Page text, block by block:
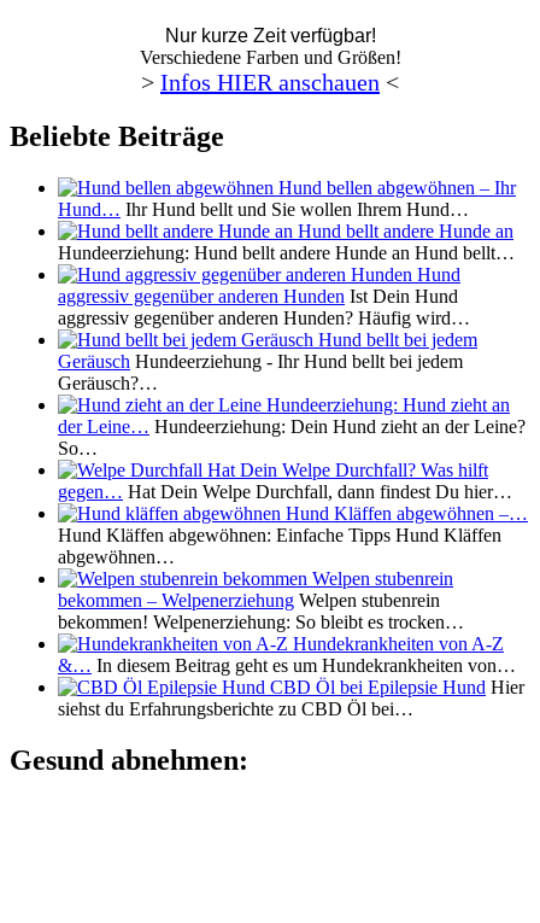
Nur kurze Zeit verfügbar!
Verschiedene Farben und Größen!
> Infos HIER anschauen <
Beliebte Beiträge
Hund bellen abgewöhnen – Ihr
Hund… Ihr Hund bellt und Sie wollen Ihrem Hund…
Hund bellt andere Hunde an
Hundeerziehung: Hund bellt andere Hunde an Hund bellt…
Hund
aggressiv gegenüber anderen Hunden Ist Dein Hund
aggressiv gegenüber anderen Hunden? Häufig wird…
Hund bellt bei jedem
Geräusch Hundeerziehung - Ihr Hund bellt bei jedem
Geräusch?…
Hundeerziehung: Hund zieht an
der Leine… Hundeerziehung: Dein Hund zieht an der Leine?
So…
Hat Dein Welpe Durchfall? Was hilft
gegen… Hat Dein Welpe Durchfall, dann findest Du hier…
Hund Kläffen abgewöhnen –…
Hund Kläffen abgewöhnen: Einfache Tipps Hund Kläffen
abgewöhnen…
Welpen stubenrein
bekommen – Welpenerziehung Welpen stubenrein
bekommen! Welpenerziehung: So bleibt es trocken…
Hundekrankheiten von A-Z
&… In diesem Beitrag geht es um Hundekrankheiten von…
CBD Öl bei Epilepsie Hund Hier
siehst du Erfahrungsberichte zu CBD Öl bei…
Gesund abnehmen: